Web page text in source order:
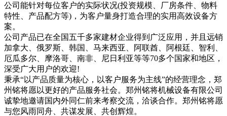
公司能针对每位客户的实际状况(投资规模、厂房条件、物料
特性、产品配方等)，为客户量身打造合理的实用高效设备方
案。
公司产品已在全国五千多家建材企业得到广泛应用，并且远销
加拿大、俄罗斯、韩国、马来西亚、阿联酋、阿根廷、智利、
厄瓜多尔、摩洛哥、南非、尼日利亚等等70多个国家和地区，
深受广大用户的欢迎!
秉承“以产品质量为核心，以客户服务为主线”的经营理念，郑
州铭将愿以更好的产品服务社会。郑州铭将机械设备有限公司
诚挚地邀请国内外同仁前来考察交流，洽谈合作。郑州铭将愿
与您风雨同舟、共谋发展、共创辉煌。